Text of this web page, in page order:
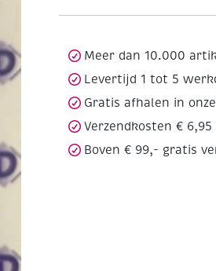
Meer dan 10.000
Levertijd 1 tot 5
Gratis afhalen in
Verzendkosten € 6,95
Boven € 99,- gratis